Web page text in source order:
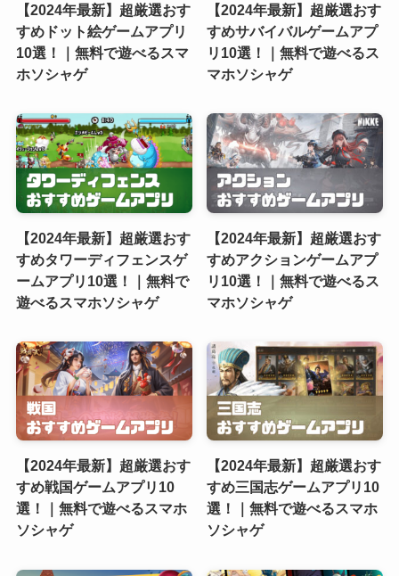
【2024年最新】超厳選おす
すめドット絵ゲームアプリ
10選！｜無料で遊べるスマ
ホソシャゲ
【2024年最新】超厳選おす
すめサバイバルゲームアプ
リ10選！｜無料で遊べるス
マホソシャゲ
【2024年最新】超厳選おす
すめタワーディフェンスゲ
ームアプリ10選！｜無料で
遊べるスマホソシャゲ
【2024年最新】超厳選おす
すめアクションゲームアプ
リ10選！｜無料で遊べるス
マホソシャゲ
【2024年最新】超厳選おす
すめ戦国ゲームアプリ10
選！｜無料で遊べるスマホ
ソシャゲ
【2024年最新】超厳選おす
すめ三国志ゲームアプリ10
選！｜無料で遊べるスマホ
ソシャゲ